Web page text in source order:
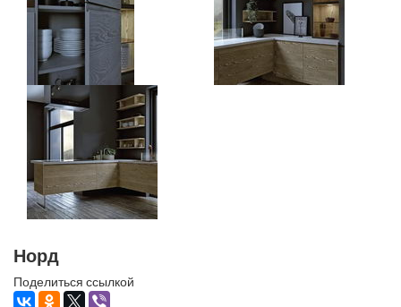
Норд
Поделиться ссылкой